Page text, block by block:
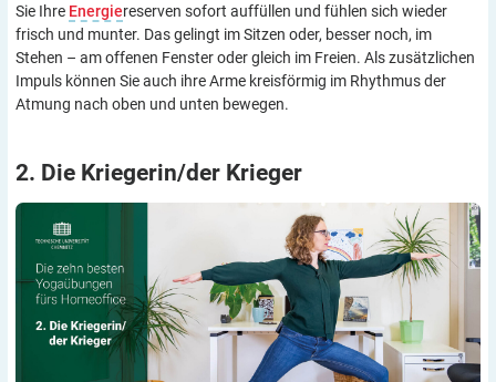
Sie Ihre Energiereserven sofort auffüllen und fühlen sich wieder
frisch und munter. Das gelingt im Sitzen oder, besser noch, im
Stehen – am offenen Fenster oder gleich im Freien. Als zusätzlichen
Impuls können Sie auch ihre Arme kreisförmig im Rhythmus der
Atmung nach oben und unten bewegen.
2. Die Kriegerin/der Krieger